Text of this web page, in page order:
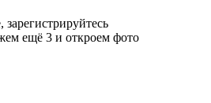
ещё 3 и откроем фото